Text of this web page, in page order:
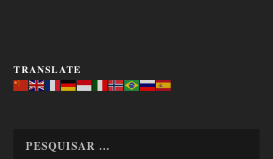
TRANSLATE